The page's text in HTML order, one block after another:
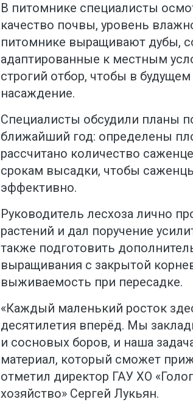
В питомнике специалисты
качество почвы, уровень
питомнике выращивают дубы,
адаптированные к местным
строгий отбор, чтобы в
насаждение.
Специалисты обсудили планы
ближайший год: определены
рассчитано количество
срокам высадки, чтобы
эффективно.
Руководитель лесхоза лично
растений и дал поручение
также подготовить
выращивания с закрытой
выживаемость при пересадке.
«Каждый маленький росток
десятилетия вперёд. Мы
и сосновых боров, и наша
материал, который сможет
отметил директор ГАУ ХО
хозяйство» Сергей Лукьян.